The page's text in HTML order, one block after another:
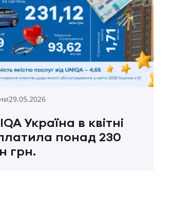
29.05.2026
Україна в квітні
понад 230
грн.